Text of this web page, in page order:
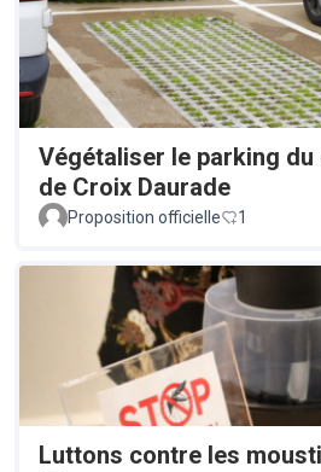
Végétaliser le parking
de Croix Daurade
Proposition officielle 1
Luttons contre les